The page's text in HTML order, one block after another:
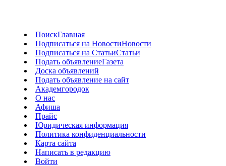
ПоискГлавная
Подписаться на НовостиНовости
Подписаться на СтатьиСтатьи
Подать объявлениеГазета
Доска объявлений
Подать объявление на сайт
Академгородок
О нас
Афиша
Прайс
Юридическая информация
Политика конфиденциальности
Карта сайта
Написать в редакцию
Войти